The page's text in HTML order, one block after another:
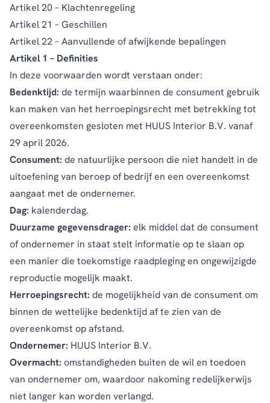
Artikel 20 – Klachtenregeling
Artikel 21 – Geschillen
Artikel 22 – Aanvullende of afwijkende bepalingen
Artikel 1 – Definities
In deze voorwaarden wordt verstaan onder:
Bedenktijd: de termijn waarbinnen de consument gebruik
kan maken van het herroepingsrecht met betrekking tot
overeenkomsten gesloten met HUUS Interior B.V. vanaf
29 april 2026.
Consument: de natuurlijke persoon die niet handelt in de
uitoefening van beroep of bedrijf en een overeenkomst
aangaat met de ondernemer.
Dag: kalenderdag.
Duurzame gegevensdrager: elk middel dat de consument
of ondernemer in staat stelt informatie op te slaan op
een manier die toekomstige raadpleging en ongewijzigde
reproductie mogelijk maakt.
Herroepingsrecht: de mogelijkheid van de consument om
binnen de wettelijke bedenktijd af te zien van de
overeenkomst op afstand.
Ondernemer: HUUS Interior B.V.
Overmacht: omstandigheden buiten de wil en toedoen
van ondernemer om, waardoor nakoming redelijkerwijs
niet langer kan worden verlangd.